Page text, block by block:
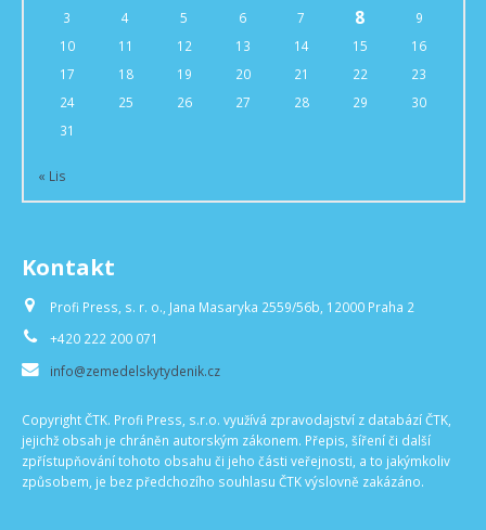
3
4 5 6 7 8
9
10
11 12 13 14 15
16
17
18 19 20 21 22
23
24
25 26 27 28 29
30
31
« Lis
Kontakt
Profi Press, s. r. o., Jana Masaryka 2559/56b, 12000 Praha 2
+420 222 200 071
info@zemedelskytydenik.cz
Copyright ČTK. Profi Press, s.r.o. využívá zpravodajství z databází ČTK,
jejichž obsah je chráněn autorským zákonem. Přepis, šíření či další
zpřístupňování tohoto obsahu či jeho části veřejnosti, a to jakýmkoliv
způsobem, je bez předchozího souhlasu ČTK výslovně zakázáno.